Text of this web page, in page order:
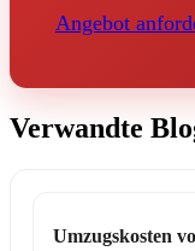
Angebot
Verwandte
Umzugskosten